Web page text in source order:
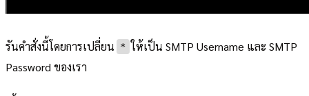
รันคำสั่งนี้โดยการเปลี่ยน * ให้เป็น SMTP Username และ SMTP
Password ของเรา